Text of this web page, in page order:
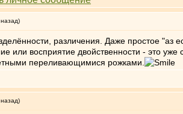
различения. Даже простое
или восприятие двойственности - это
переливающимися рожками.